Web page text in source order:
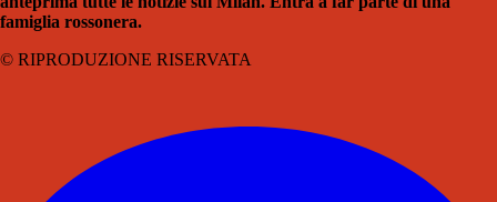
famiglia rossonera.
© RIPRODUZIONE RISERVATA